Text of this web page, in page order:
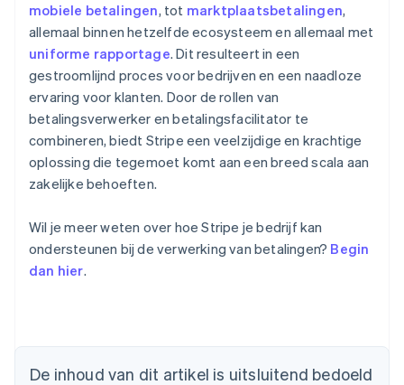
mobiele betalingen, tot marktplaatsbetalingen,
allemaal binnen hetzelfde ecosysteem en allemaal met
uniforme rapportage. Dit resulteert in een
gestroomlijnd proces voor bedrijven en een naadloze
ervaring voor klanten. Door de rollen van
betalingsverwerker en betalingsfacilitator te
combineren, biedt Stripe een veelzijdige en krachtige
oplossing die tegemoet komt aan een breed scala aan
zakelijke behoeften.
Wil je meer weten over hoe Stripe je bedrijf kan
ondersteunen bij de verwerking van betalingen? Begin
dan hier.
De inhoud van dit artikel is uitsluitend bedoeld
Australië
English